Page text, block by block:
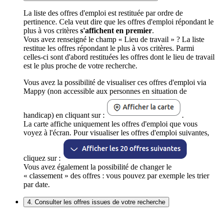
La liste des offres d'emploi est restituée par ordre de
pertinence. Cela veut dire que les offres d'emploi répondant le
plus à vos critères s'affichent en premier.
Vous avez renseigné le champ « Lieu de travail » ? La liste
restitue les offres répondant le plus à vos critères. Parmi
celles-ci sont d'abord restituées les offres dont le lieu de travail
est le plus proche de votre recherche.
Vous avez la possibilité de visualiser ces offres d'emploi via
Mappy (non accessible aux personnes en situation de
handicap) en cliquant sur :
.
La carte affiche uniquement les offres d'emploi que vous
voyez à l'écran. Pour visualiser les offres d'emploi suivantes,
cliquez sur :
Vous avez également la possibilité de changer le
« classement » des offres : vous pouvez par exemple les trier
par date.
4. Consulter les offres issues de votre recherche